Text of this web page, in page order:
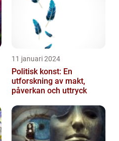
11 januari 2024
Politisk konst: En
utforskning av makt,
påverkan och uttryck